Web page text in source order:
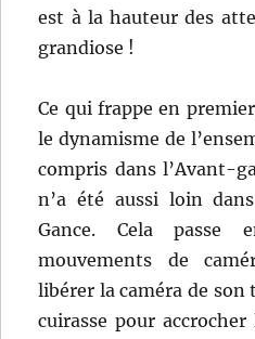
est à la hauteur des
grandiose !
Ce qui frappe en
le dynamisme de
compris dans l’Avant-
n’a été aussi loin
Gance. Cela passe
mouvements de
libérer la caméra de
cuirasse pour